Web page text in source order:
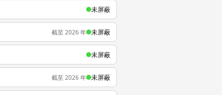
未屏蔽
截至 2026 年 未屏蔽
未屏蔽
截至 2026 年 未屏蔽